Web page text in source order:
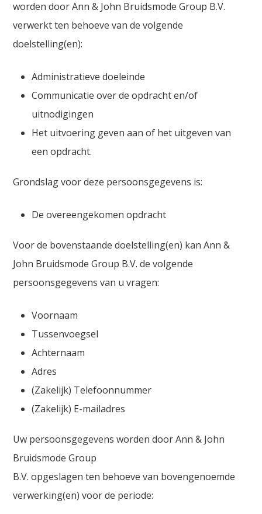
worden door Ann & John Bruidsmode Group B.V.
verwerkt ten behoeve van de volgende
doelstelling(en):
Administratieve doeleinde
Communicatie over de opdracht en/of
uitnodigingen
Het uitvoering geven aan of het uitgeven van
een opdracht.
Grondslag voor deze persoonsgegevens is:
De overeengekomen opdracht
Voor de bovenstaande doelstelling(en) kan Ann &
John Bruidsmode Group B.V. de volgende
persoonsgegevens van u vragen:
Voornaam
Tussenvoegsel
Achternaam
Adres
(Zakelijk) Telefoonnummer
(Zakelijk) E-mailadres
Uw persoonsgegevens worden door Ann & John
Bruidsmode Group
B.V. opgeslagen ten behoeve van bovengenoemde
verwerking(en) voor de periode: